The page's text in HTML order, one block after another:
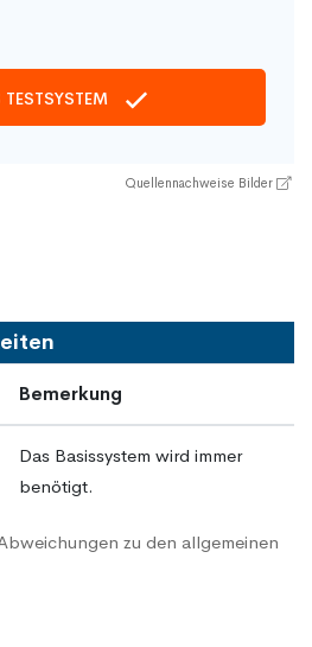
Quellennachweise Bilder
Bemerkung
Das Basissystem wird immer
benötigt.
zu den allgemeinen